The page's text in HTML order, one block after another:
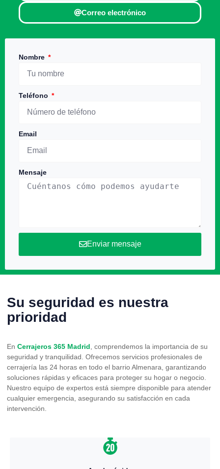
Correo electrónico
Nombre
Teléfono
Email
Mensaje
Enviar mensaje
Su seguridad es nuestra
prioridad
En Cerrajeros 365 Madrid , comprendemos la importancia de su
seguridad y tranquilidad. Ofrecemos servicios profesionales de
cerrajería las 24 horas en todo el barrio Almenara, garantizando
soluciones rápidas y eficaces para proteger su hogar o negocio.
Nuestro equipo de expertos está siempre disponible para atender
cualquier emergencia, asegurando su satisfacción en cada
intervención.